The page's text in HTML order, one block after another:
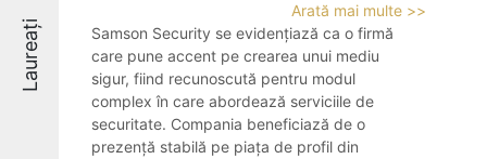
Laureați
Arată mai multe >>
Samson Security se evidențiază ca o firmă
care pune accent pe crearea unui mediu
sigur, fiind recunoscută pentru modul
complex în care abordează serviciile de
securitate. Compania beneficiază de o
prezență stabilă pe piața de profil din